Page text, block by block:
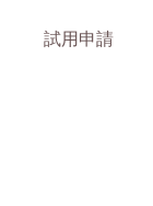
試用申請